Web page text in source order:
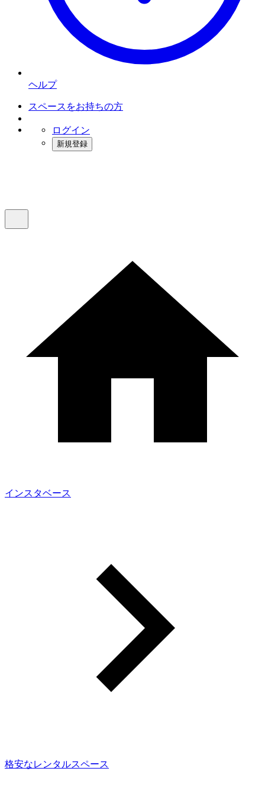
ヘルプ
スペースをお持ちの方
ログイン
新規登録
インスタベース
格安なレンタルスペース